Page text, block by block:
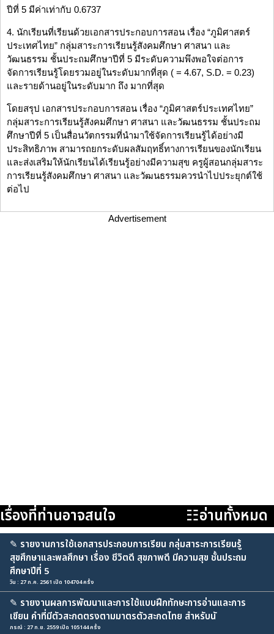
ปีที่ 5 มีค่าเท่ากับ 0.6737
4. นักเรียนที่เรียนด้วยเอกสารประกอบการสอน เรื่อง “ภูมิศาสตร์
ประเทศไทย” กลุ่มสาระการเรียนรู้สังคมศึกษา ศาสนา และ
วัฒนธรรม ชั้นประถมศึกษาปีที่ 5 มีระดับความพึงพอใจต่อการ
จัดการเรียนรู้โดยรวมอยู่ในระดับมากที่สุด ( = 4.67, S.D. = 0.23)
และรายด้านอยู่ในระดับมาก ถึง มากที่สุด
โดยสรุป เอกสารประกอบการสอน เรื่อง “ภูมิศาสตร์ประเทศไทย”
กลุ่มสาระการเรียนรู้สังคมศึกษา ศาสนา และวัฒนธรรม ชั้นประถม
ศึกษาปีที่ 5 เป็นสื่อนวัตกรรมที่นำมาใช้จัดการเรียนรู้ได้อย่างมี
ประสิทธิภาพ สามารถยกระดับผลสัมฤทธิ์ทางการเรียนของนักเรียน
และส่งเสริมให้นักเรียนได้เรียนรู้อย่างมีความสุข ครูผู้สอนกลุ่มสาระ
การเรียนรู้สังคมศึกษา ศาสนา และวัฒนธรรมควรนำไปประยุกต์ใช้
ต่อไป
Advertisement
เรื่องที่ท่านอาจสนใจ ☷อ่านทั้งหมด
✎ รายงานการใช้เอกสารประกอบการเรียน กลุ่มสาระการเรียนรู้
สุขศึกษาและพลศึกษา เรื่อง ชีวิตดี สุขภาพดี มีความสุข ชั้นประถม
ศึกษาปีที่ 5
วิน : 27 ก.ค. 2561 เปิด 104704 ครั้ง
✎ รายงานผลการพัฒนาและการใช้แบบฝึกทักษะการอ่านและการ
เขียน คำที่มีตัวสะกดตรงตามมาตรตัวสะกดไทย สำหรับนั
ภรณ์ : 27 ก.ย. 2559 เปิด 105144 ครั้ง